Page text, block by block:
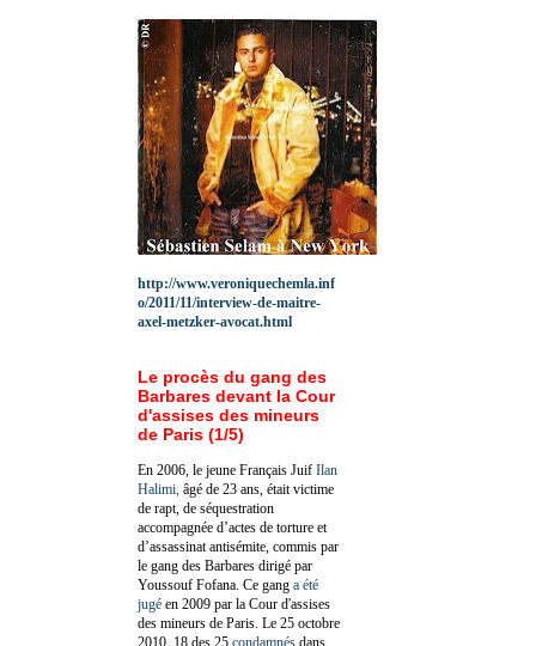
http://www.veroniquechemla.inf
o/2011/11/interview-de-maitre-
axel-metzker-avocat.html
Le procès du gang des
Barbares devant la Cour
d'assises des mineurs
de Paris (1/5)
En 2006, le jeune Français Juif Ilan
Halimi, âgé de 23 ans, était victime
de rapt, de séquestration
accompagnée d’actes de torture et
d’assassinat antisémite, commis par
le gang des Barbares dirigé par
Youssouf Fofana. Ce gang a été
jugé en 2009 par la Cour d'assises
des mineurs de Paris. Le 25 octobre
2010, 18 des 25 condamnés dans